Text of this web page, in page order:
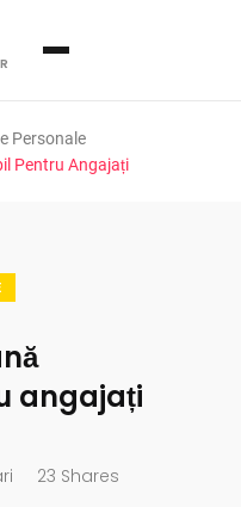
Personale
Pentru Angajați
angajați
23 Shares